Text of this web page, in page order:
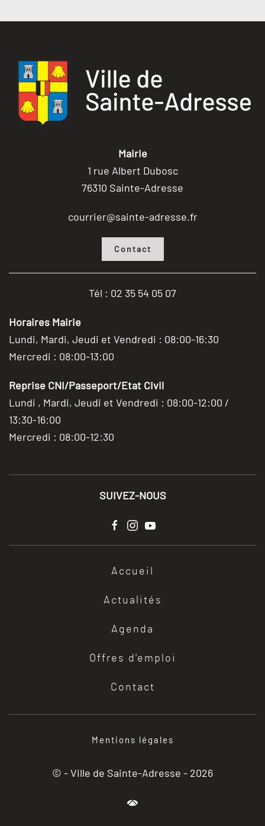
Mairie
1 rue Albert Dubosc
76310 Sainte-Adresse
courrier@sainte-adresse.fr
Contact
Tél : 02 35 54 05 07
Horaires Mairie
Lundi, Mardi, Jeudi et Vendredi : 08:00-16:30
Mercredi : 08:00-13:00
Reprise CNI/Passeport/Etat Civil
Lundi , Mardi, Jeudi et Vendredi : 08:00-12:00 /
13:30-16:00
Mercredi : 08:00-12:30
SUIVEZ-NOUS
Accueil
Actualités
Agenda
Offres d'emploi
Contact
Mentions légales
© - Ville de Sainte-Adresse - 2026